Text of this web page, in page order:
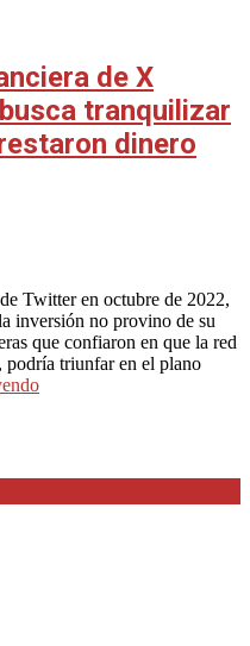
de X
tranquilizar
dinero
Twitter en octubre de 2022,
inversión no provino de su
que confiaron en que la red
podría triunfar en el plano